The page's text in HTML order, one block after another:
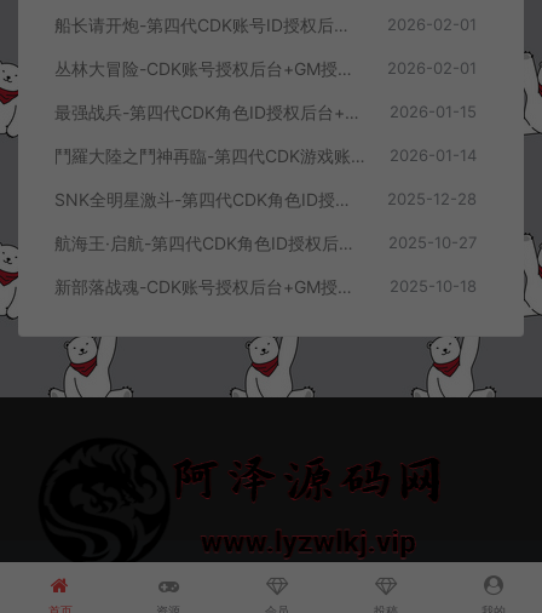
船长请开炮-第四代CDK账号ID授权后台+GM授权后台+使用教程 2026-02-01
丛林大冒险-CDK账号授权后台+GM授权后台+使用教程 2026-02-01
最强战兵-第四代CDK角色ID授权后台+GM授权后台+使用教程 2026-01-15
鬥羅大陸之鬥神再臨-第四代CDK游戏账号授权后台+GM授权后台+使用教程 2026-01-14
SNK全明星激斗-第四代CDK角色ID授权后台+GM授权后台+使用教程 2025-12-28
航海王·启航-第四代CDK角色ID授权后台+GM授权后台+使用教程 2025-10-27
新部落战魂-CDK账号授权后台+GM授权后台+使用教程 2025-10-18
© 2021~2026 阿泽源码网 www.lyzwlkj.vip 冷雨泽
豫
ICP备2022000516号-1